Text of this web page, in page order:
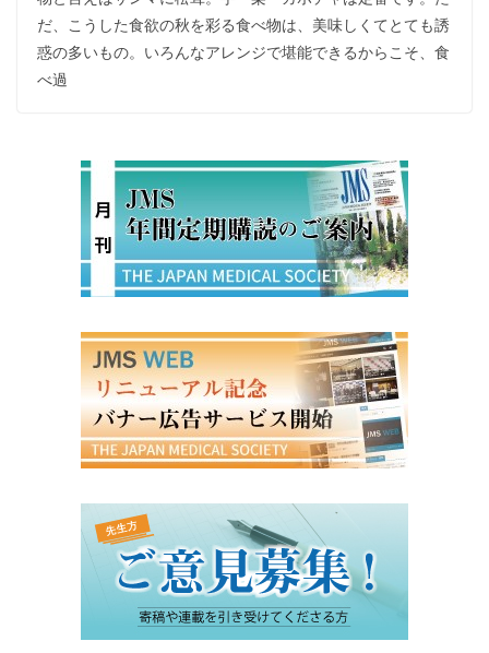
だ、こうした食欲の秋を彩る食べ物は、美味しくてとても誘
惑の多いもの。いろんなアレンジで堪能できるからこそ、食
べ過